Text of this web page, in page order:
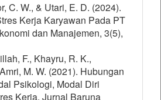
C. W., & Utari, E. D. (2024).
Kerja Karyawan Pada PT
dan Manajemen, 3(5),
F., Khayru, R. K.,
M. W. (2021). Hubungan
Psikologi, Modal Diri
Kerja. Jurnal Baruna